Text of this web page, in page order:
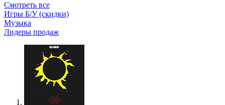
Смотреть все
Игры Б/У (скидки)
Музыка
Лидеры продаж